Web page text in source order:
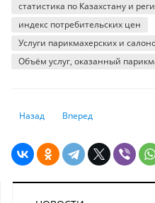
статистика по Казахстану и
индекс потребительских цен
Услуги парикмахерских и
Объём услуг, оказанный
Предыдущий: Экологические
Назад Следующий: В
Вперед